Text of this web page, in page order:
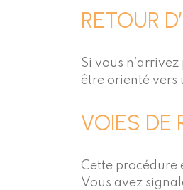
RETOUR
Si vous
être orienté vers
VOIES DE
Cette procédure
Vous avez